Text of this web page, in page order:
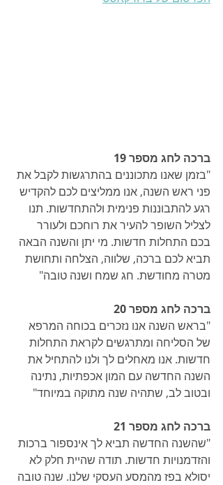
ברכה לחג מספר 19
"בזמן שאנו מתכוננים בהתרגשות לקבל את
פני ראש השנה, אנו ממליצים לכם להקדיש
רגע להתבוננות פנימית ולהתחדשות. תנו
לצליל השופר להעיר את רוחכם ולעורר
בכם התחלות חדשות. מי יתן והשנה הבאה
תביא לכם ברכה, שלווה, הצלחה ותחושת
מטרה מחודשת. חג שמח ושנה טובה"
ברכה לחג מספר 20
"בראש השנה אנו נזכרים בכוחה המרפא
של הסליחה ומתרגשים לקראת התחלות
חדשות. אנו מאחלים לך ולנו להתחיל את
השנה החדשה עם המון אכפתיות, נתינה
ובטוב לב, שתהיה שנה מתוקה במיוחד"
ברכה לחג מספר 21
"שהשנה החדשה תביא לך אינספור ברכות
והזדמנויות חדשות. תודה שהיית חלק לא
יסולא בפז מהמסע העסקי שלנו. שנה טובה